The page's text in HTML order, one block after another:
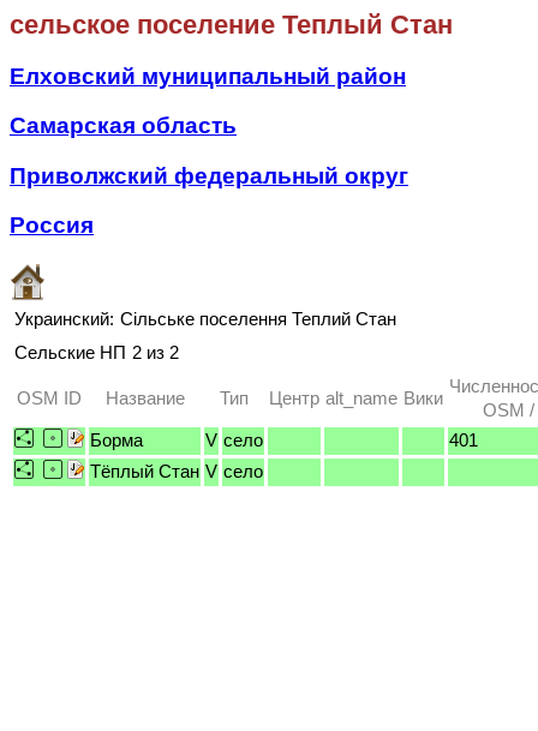
сельское поселение Теплый Стан
Елховский муниципальный район
Самарская область
Приволжский федеральный округ
Россия
Украинский: Сільське поселення Теплий Стан
Сельские НП 2 из 2
OSM ID Название Тип Центр alt_name Вики
OSM /
Борма
V село
401
Тёплый Стан V село